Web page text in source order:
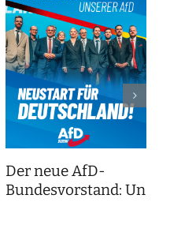
Der neue AfD-
Bundesvorstand: